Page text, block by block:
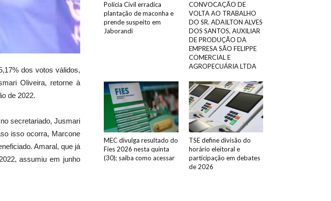
dos votos válidos,
Oliveira, retorne à
de 2022.
secretariado, Jusmari
isso ocorra, Marcone
Amaral, que já
assumiu em junho
Polícia Civil erradica
plantação de maconha e
prende suspeito em
Jaborandi
CONVOCAÇÃO DE
VOLTA AO TRABALHO
DO SR. ADAILTON ALVES
DOS SANTOS, AUXILIAR
DE PRODUÇÃO DA
EMPRESA SÃO FELIPPE
COMERCIAL E
AGROPECUÁRIA LTDA
MEC divulga resultado do
Fies 2026 nesta quinta
(30); saiba como acessar
TSE define divisão do
horário eleitoral e
participação em debates
de 2026